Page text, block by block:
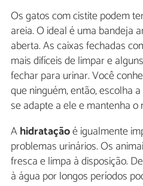
Os gatos com cistite podem
areia. O ideal é uma bandeja
aberta. As caixas fechadas
mais difíceis de limpar e
fechar para urinar. Você
que ninguém, então, escolha
se adapte a ele e mantenha o
Ahidrataçãoé igualmente
problemas urinários. Os
fresca e limpa à disposição.
à água por longos períodos